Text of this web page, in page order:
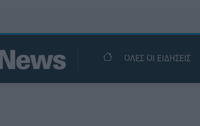
ΟΛΕΣ ΟΙ ΕΙΔΗΣΕΙΣ